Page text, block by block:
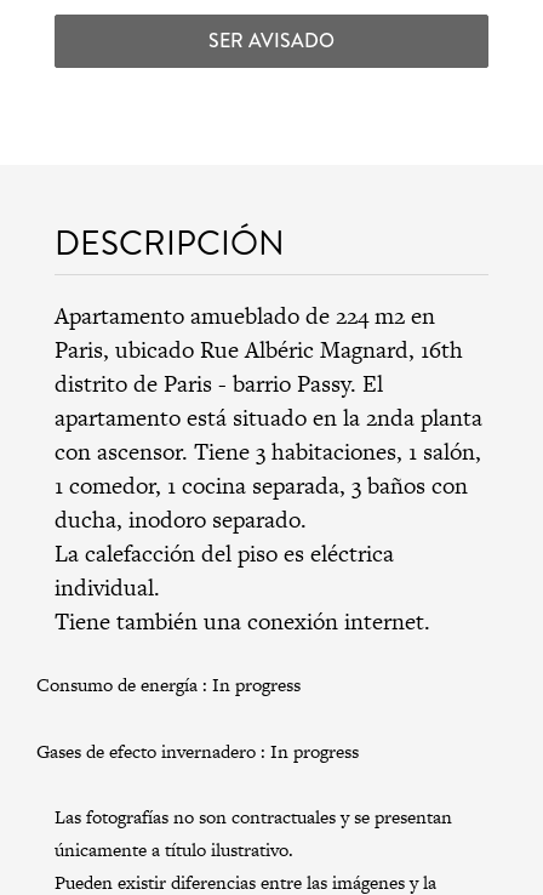
SER AVISADO
DESCRIPCIÓN
Apartamento amueblado de 224 m2 en
Paris, ubicado Rue Albéric Magnard, 16th
distrito de Paris- barrio Passy. El
apartamento está situado en la 2nda planta
con ascensor. Tiene 3 habitaciones, 1 salón,
1 comedor, 1 cocina separada, 3 baños con
ducha, inodoro separado.
La calefacción del piso es eléctrica
individual.
Tiene también una conexión internet.
Consumo de energía : In progress
Gases de efecto invernadero : In progress
Las fotografías no son contractuales y se presentan
únicamente a título ilustrativo.
Pueden existir diferencias entre las imágenes y la